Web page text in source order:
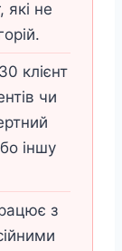
які не
клієнт
чи
іншу
з